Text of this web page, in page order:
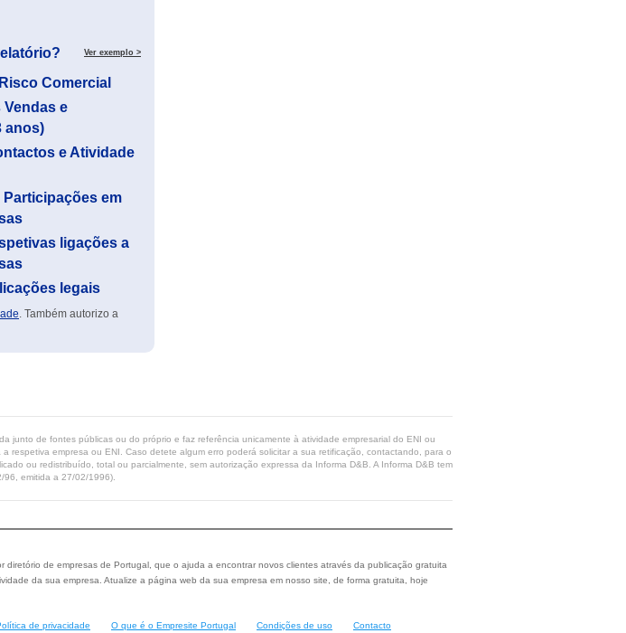
Ver exemplo >
Comercial
Vendas e
anos)
e Atividade
em
ligações a
legais
. Também autorizo a
junto de fontes públicas ou do próprio e faz referência unicamente à atividade empresarial do ENI ou
empresa ou ENI. Caso detete algum erro poderá solicitar a sua retificação, contactando, para o
ou redistribuído, total ou parcialmente, sem autorização expressa da Informa D&B. A Informa D&B tem
emitida a 27/02/1996).
diretório de empresas de Portugal, que o ajuda a encontrar novos clientes através da publicação gratuita
da sua empresa. Atualize a página web da sua empresa em nosso site, de forma gratuita, hoje
de privacidade O que é o Empresite Portugal Condições de uso Contacto